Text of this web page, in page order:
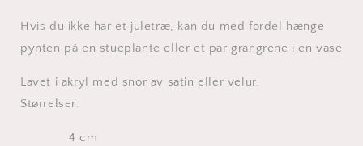
Hvis du ikke har et juletræ, kan du med fordel hænge
pynten på en stueplante eller et par grangrene i en vase
Lavet i akryl med snor av satin eller velur.
Størrelser:
4 cm